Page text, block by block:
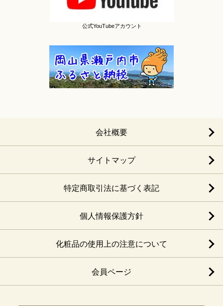
公式YouTubeアカウント
会社概要
サイトマップ
特定商取引法に基づく表記
個人情報保護方針
化粧品の使用上の注意について
会員ページ